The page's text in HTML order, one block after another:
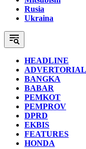
Rusia
Ukraina
HEADLINE
ADVERTORIAL
BANGKA
BABAR
PEMKOT
PEMPROV
DPRD
EKBIS
FEATURES
HONDA